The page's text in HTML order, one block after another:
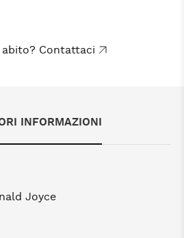
INFORMAZIONI
Joyce
abito? Contattaci